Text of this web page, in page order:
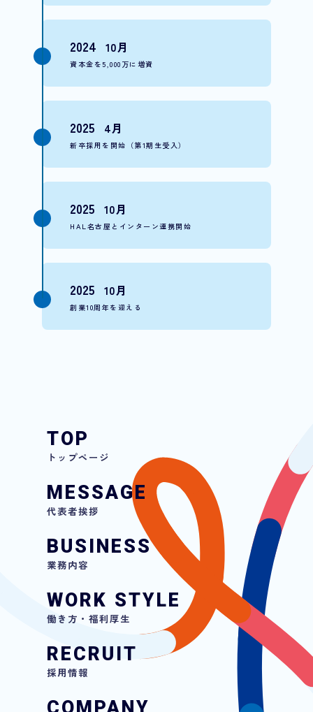
2024 10月
資本金を5,000万に増資
2025 4月
新卒採用を開始（第1期生受入）
2025 10月
HAL名古屋とインターン連携開始
2025 10月
創業10周年を迎える
TOP
トップページ
MESSAGE
代表者挨拶
BUSINESS
業務内容
WORK STYLE
働き方・福利厚生
RECRUIT
採用情報